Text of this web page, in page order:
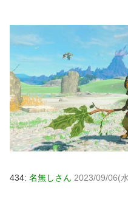
434: 名無しさん 2023/09/06(